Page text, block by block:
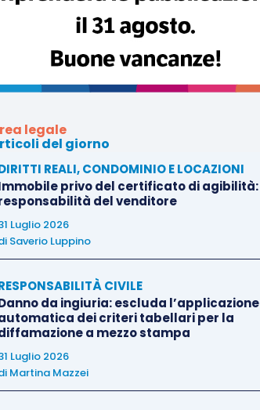
legale
del giorno
REALI, CONDOMINIO E LOCAZIONI
privo del certificato di agibilità:
del venditore
Luglio 2026
Saverio Luppino
CIVILE
da ingiuria: escluda l’applicazione
dei criteri tabellari per la
a mezzo stampa
Luglio 2026
Martina Mazzei